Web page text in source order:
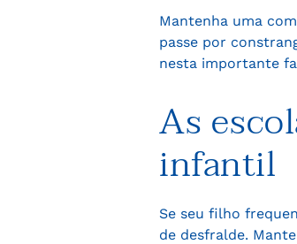
Mantenha uma
passe por
nesta importante
As
infantil
Se seu filho
de desfralde.